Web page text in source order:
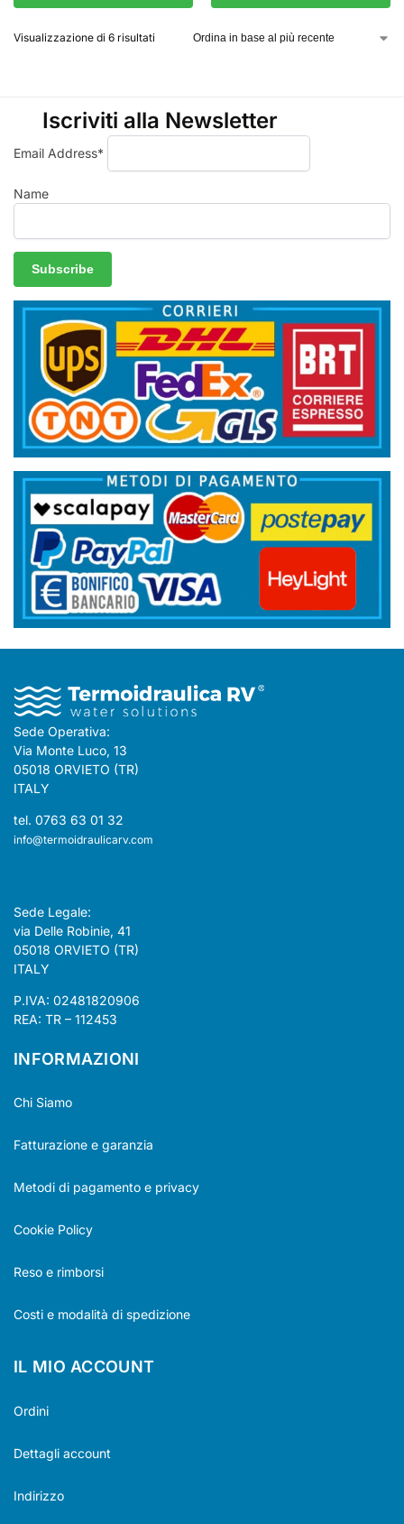
Visualizzazione di 6 risultati
Iscriviti alla Newsletter
Email Address*
Name
Sede Operativa:
Via Monte Luco, 13
05018 ORVIETO (TR)
ITALY
tel. 0763 63 01 32
info@termoidraulicarv.com
Sede Legale:
via Delle Robinie, 41
05018 ORVIETO (TR)
ITALY
P.IVA: 02481820906
REA: TR – 112453
INFORMAZIONI
Chi Siamo
Fatturazione e garanzia
Metodi di pagamento e privacy
Cookie Policy
Reso e rimborsi
Costi e modalità di spedizione
IL MIO ACCOUNT
Ordini
Dettagli account
Indirizzo